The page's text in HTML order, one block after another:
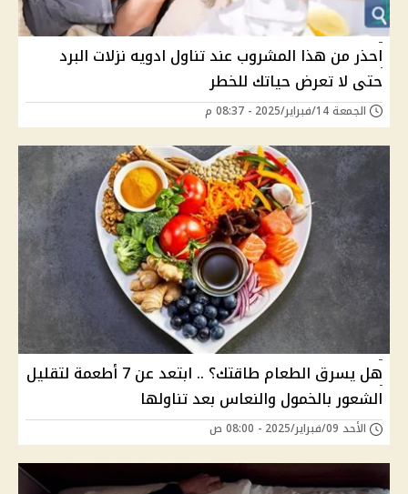
احذر من هذا المشروب عند تناول ادويه نزلات البرد
حتى لا تعرض حياتك للخطر
الجمعة 14/فبراير/2025 - 08:37 م
‏هل يسرق الطعام طاقتك؟ .. ابتعد عن 7 أطعمة لتقليل
الشعور بالخمول والنعاس بعد تناولها
الأحد 09/فبراير/2025 - 08:00 ص